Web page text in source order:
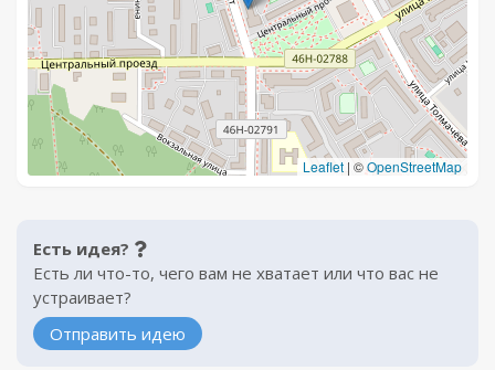
Leaflet | ©OpenStreetMap
Есть идея?
Есть ли что-то, чего вам не хватает или что вас не
устраивает?
Отправить идею